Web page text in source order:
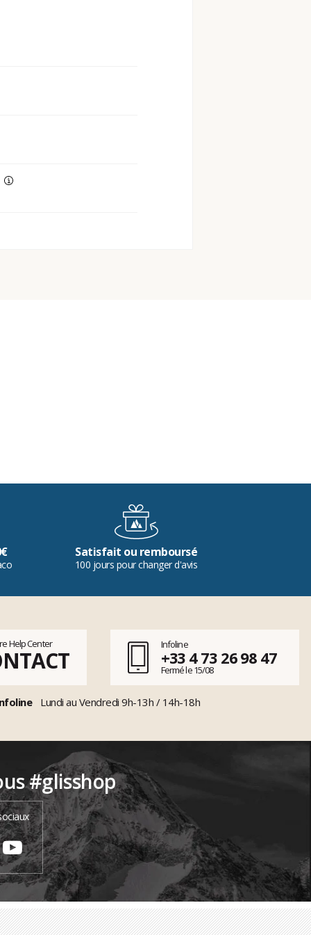
Satisfait ou remboursé
100 jours pour changer d'avis
Help Center Infoline
+33 4 73 26 98 47
Fermé le 15/08
Lundi au Vendredi 9h-13h / 14h-18h
#glisshop